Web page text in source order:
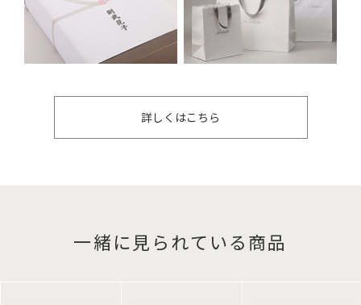
詳しくはこちら
一緒に見られている商品